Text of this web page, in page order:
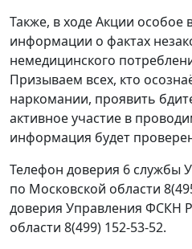
Также, в ходе Акции особое
информации о фактах
немедицинского
Призываем всех, кто
наркомании, проявить
активное участие в
информация будет
Телефон доверия 6 службы
по Московской области
доверия Управления ФСКН
области 8(499) 152-53-52.